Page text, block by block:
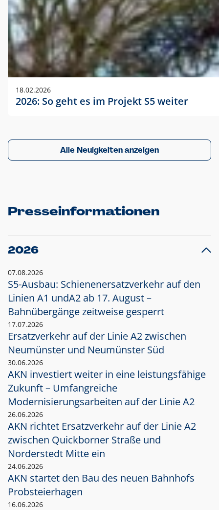
18.02.2026
2026: So geht es im Projekt S5 weiter
Alle Neuigkeiten anzeigen
Presseinformationen
2026
07.08.2026
S5-Ausbau: Schienenersatzverkehr auf den
Linien A1 undA2 ab 17. August –
Bahnübergänge zeitweise gesperrt
17.07.2026
Ersatzverkehr auf der Linie A2 zwischen
Neumünster und Neumünster Süd
30.06.2026
AKN investiert weiter in eine leistungsfähige
Zukunft – Umfangreiche
Modernisierungsarbeiten auf der Linie A2
26.06.2026
AKN richtet Ersatzverkehr auf der Linie A2
zwischen Quickborner Straße und
Norderstedt Mitte ein
24.06.2026
AKN startet den Bau des neuen Bahnhofs
Probsteierhagen
16.06.2026